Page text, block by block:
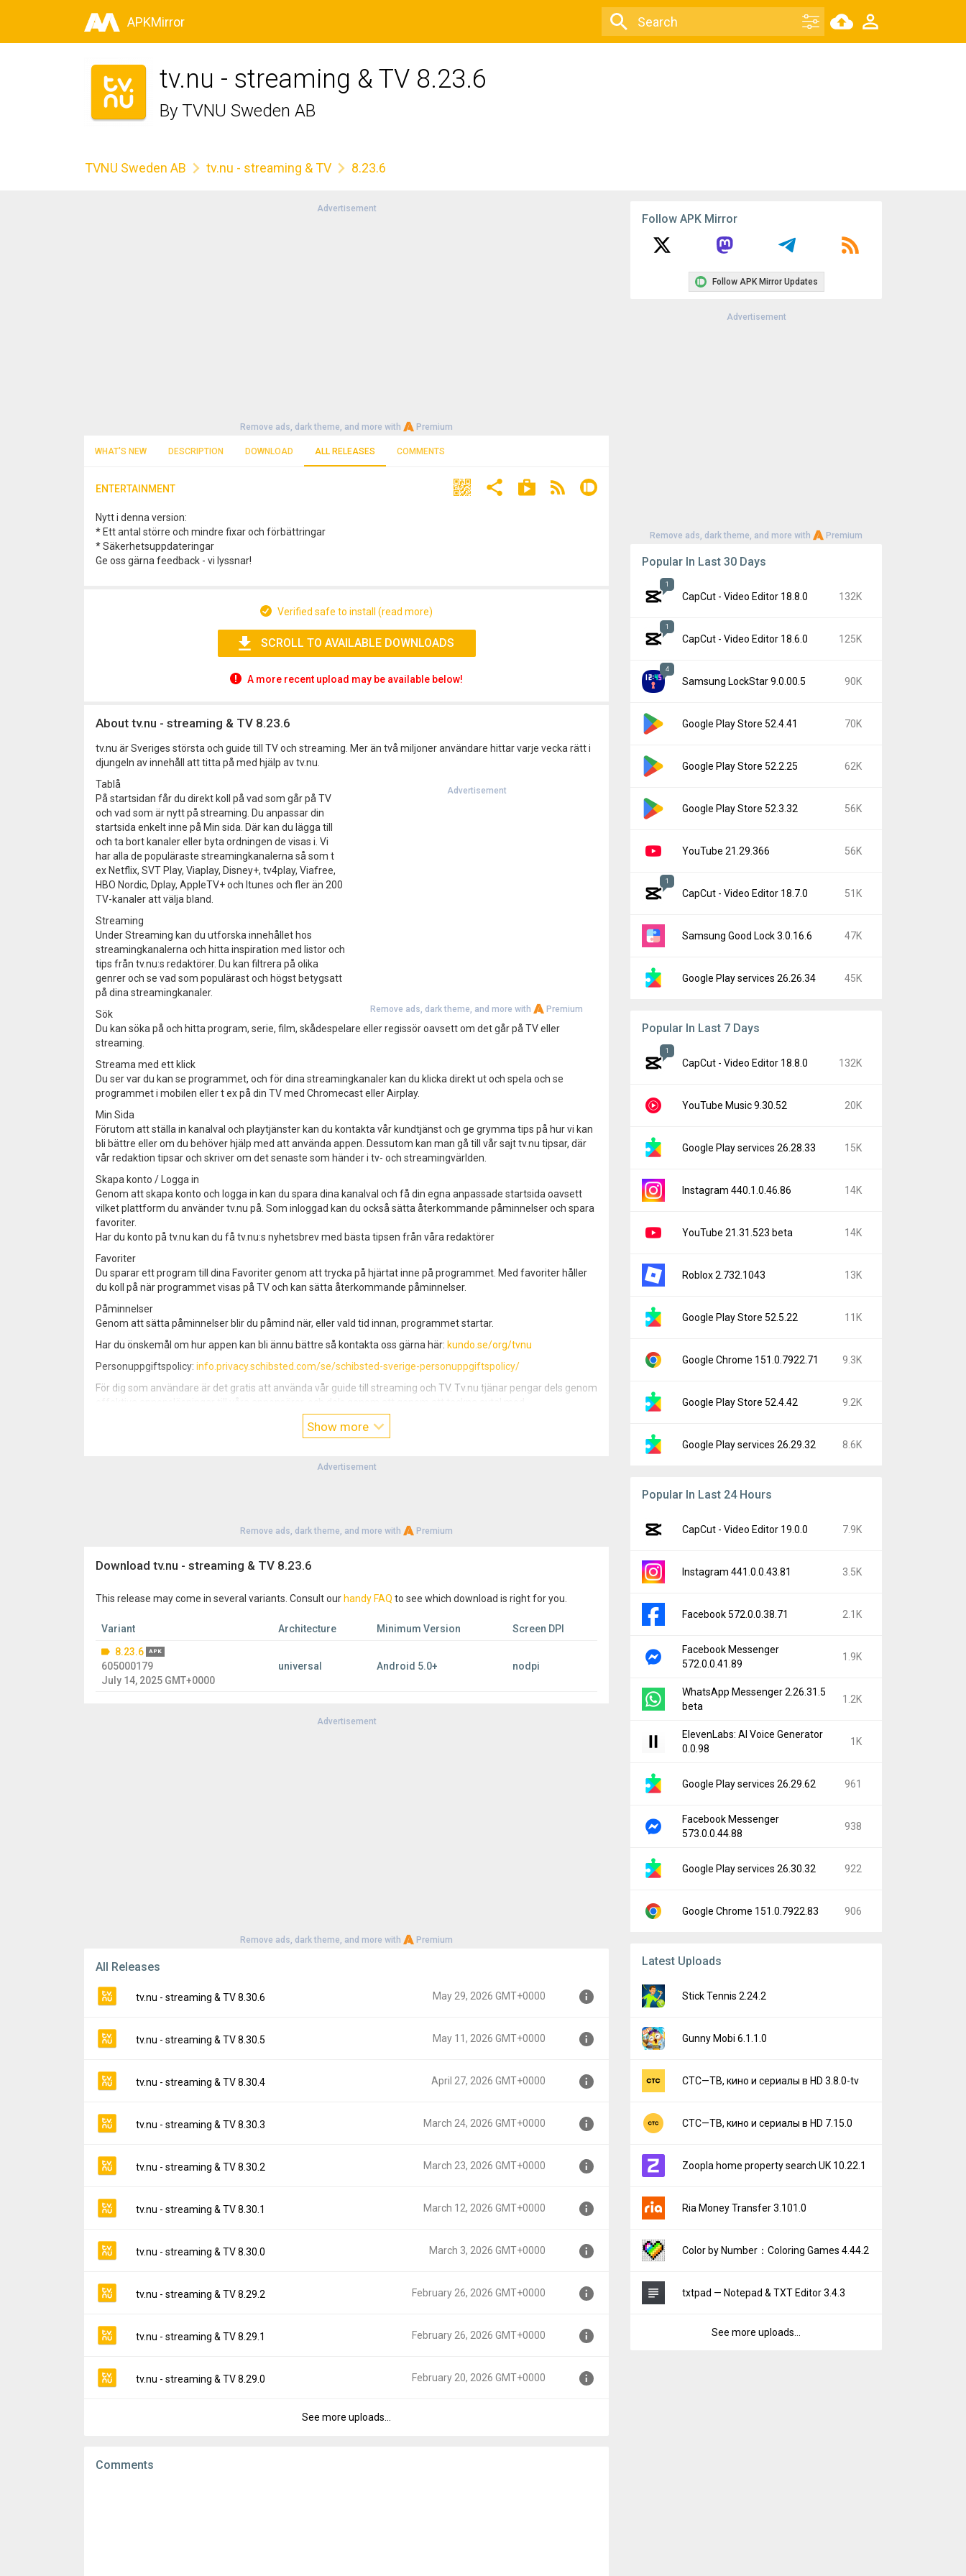
APKMirror
tv.nu - streaming & TV 8.23.6
By TVNU Sweden AB
TVNU Sweden AB tv.nu - streaming & TV 8.23.6
Advertisement
Remove ads, dark theme, and more with Premium
WHAT'S NEW DESCRIPTION DOWNLOAD ALL RELEASES COMMENTS
ENTERTAINMENT
Nytt i denna version:
* Ett antal större och mindre fixar och förbättringar
* Säkerhetsuppdateringar
Ge oss gärna feedback - vi lyssnar!
Verified safe to install (read more)
SCROLL TO AVAILABLE DOWNLOADS
A more recent upload may be available below!
About tv.nu - streaming & TV 8.23.6
tv.nu är Sveriges största och guide till TV och streaming. Mer än två miljoner användare hittar varje vecka rätt i
djungeln av innehåll att titta på med hjälp av tv.nu.
Advertisement
Remove ads, dark theme, and more with Premium
Tablå
På startsidan får du direkt koll på vad som går på TV
och vad som är nytt på streaming. Du anpassar din
startsida enkelt inne på Min sida. Där kan du lägga till
och ta bort kanaler eller byta ordningen de visas i. Vi
har alla de populäraste streamingkanalerna så som t
ex Netflix, SVT Play, Viaplay, Disney+, tv4play, Viafree,
HBO Nordic, Dplay, AppleTV+ och Itunes och fler än 200
TV-kanaler att välja bland.
Streaming
Under Streaming kan du utforska innehållet hos
streamingkanalerna och hitta inspiration med listor och
tips från tv.nu:s redaktörer. Du kan filtrera på olika
genrer och se vad som populärast och högst betygsatt
på dina streamingkanaler.
Sök
Du kan söka på och hitta program, serie, film, skådespelare eller regissör oavsett om det går på TV eller
streaming.
Streama med ett klick
Du ser var du kan se programmet, och för dina streamingkanaler kan du klicka direkt ut och spela och se
programmet i mobilen eller t ex på din TV med Chromecast eller Airplay.
Min Sida
Förutom att ställa in kanalval och playtjänster kan du kontakta vår kundtjänst och ge grymma tips på hur vi kan
bli bättre eller om du behöver hjälp med att använda appen. Dessutom kan man gå till vår sajt tv.nu tipsar, där
vår redaktion tipsar och skriver om det senaste som händer i tv- och streamingvärlden.
Skapa konto / Logga in
Genom att skapa konto och logga in kan du spara dina kanalval och få din egna anpassade startsida oavsett
vilket plattform du använder tv.nu på. Som inloggad kan du också sätta återkommande påminnelser och spara
favoriter.
Har du konto på tv.nu kan du få tv.nu:s nyhetsbrev med bästa tipsen från våra redaktörer
Favoriter
Du sparar ett program till dina Favoriter genom att trycka på hjärtat inne på programmet. Med favoriter håller
du koll på när programmet visas på TV och kan sätta återkommande påminnelser.
Påminnelser
Genom att sätta påminnelser blir du påmind när, eller vald tid innan, programmet startar.
Har du önskemål om hur appen kan bli ännu bättre så kontakta oss gärna här: kundo.se/org/tvnu
Personuppgiftspolicy: info.privacy.schibsted.com/se/schibsted-sverige-personuppgiftspolicy/
För dig som användare är det gratis att använda vår guide till streaming och TV. Tv.nu tjänar pengar dels genom
streamingtjänster och ta betalt av dem varje gång du klickar dig fram till dem. Oavsett vill vi alltid ha dig som
användare i fokus och visa upp alla alternativ som finns att se programmet för att guida dig rätt.
Show more
Advertisement
Remove ads, dark theme, and more with Premium
Download tv.nu - streaming & TV 8.23.6
This release may come in several variants. Consult our handy FAQ to see which download is right for you.
Variant Architecture Minimum Version
Screen DPI
8.23.6
APK
605000179
July 14, 2025 GMT+0000
universal Android 5.0+ nodpi
Advertisement
Remove ads, dark theme, and more with Premium
All Releases
tv.nu - streaming & TV 8.30.6 May 29, 2026 GMT+0000
Version:
8.30.6
File size:
Downloads:
2
tv.nu - streaming & TV 8.30.5 May 11, 2026 GMT+0000
Version:
8.30.5
File size:
Downloads:
2
tv.nu - streaming & TV 8.30.4 April 27, 2026 GMT+0000
Version:
8.30.4
File size:
Downloads:
2
tv.nu - streaming & TV 8.30.3 March 24, 2026 GMT+0000
Version:
8.30.3
File size:
Downloads:
6
tv.nu - streaming & TV 8.30.2 March 23, 2026 GMT+0000
Version:
8.30.2
File size:
Downloads:
2
tv.nu - streaming & TV 8.30.1 March 12, 2026 GMT+0000
Version:
8.30.1
File size:
Downloads:
3
tv.nu - streaming & TV 8.30.0 March 3, 2026 GMT+0000
Version:
8.30.0
File size:
Downloads:
7
tv.nu - streaming & TV 8.29.2 February 26, 2026 GMT+0000
Version:
8.29.2
File size:
Downloads:
3
tv.nu - streaming & TV 8.29.1 February 26, 2026 GMT+0000
Version:
8.29.1
tv.nu - streaming & TV 8.29.0 February 20, 2026 GMT+0000
Downloads:
See more uploads...
Comments
Follow APK Mirror
Follow APK Mirror Updates
Advertisement
Remove ads, dark theme, and more with Premium
Popular In Last 30 Days
1
CapCut - Video Editor 18.8.0 132K
1
CapCut - Video Editor 18.6.0 125K
4
Samsung LockStar 9.0.00.5 90K
Google Play Store 52.4.41 70K
Google Play Store 52.2.25 62K
Google Play Store 52.3.32 56K
YouTube 21.29.366 56K
1
CapCut - Video Editor 18.7.0 51K
Samsung Good Lock 3.0.16.6 47K
Google Play services 26.26.34 45K
Popular In Last 7 Days
1
CapCut - Video Editor 18.8.0 132K
YouTube Music 9.30.52 20K
Google Play services 26.28.33 15K
Instagram 440.1.0.46.86 14K
YouTube 21.31.523 beta 14K
Roblox 2.732.1043 13K
Google Play Store 52.5.22 11K
Google Chrome 151.0.7922.71 9.3K
Google Play Store 52.4.42 9.2K
Google Play services 26.29.32 8.6K
Popular In Last 24 Hours
CapCut - Video Editor 19.0.0 7.9K
Instagram 441.0.0.43.81 3.5K
Facebook 572.0.0.38.71 2.1K
Facebook Messenger
572.0.0.41.89
1.9K
WhatsApp Messenger 2.26.31.5
beta
1.2K
ElevenLabs: AI Voice Generator
0.0.98
1K
Google Play services 26.29.62 961
Facebook Messenger
573.0.0.44.88
938
Google Play services 26.30.32 922
Google Chrome 151.0.7922.83 906
Latest Uploads
Stick Tennis 2.24.2
Gunny Mobi 6.1.1.0
СТС—ТВ, кино и сериалы в HD 3.8.0-tv
СТС—ТВ, кино и сериалы в HD 7.15.0
Zoopla home property search UK 10.22.1
Ria Money Transfer 3.101.0
Color by Number：Coloring Games 4.44.2
txtpad — Notepad & TXT Editor 3.4.3
See more uploads...